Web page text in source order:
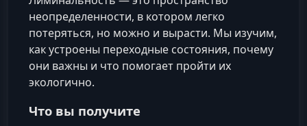
неопределенности, в котором легко
потеряться, но можно и вырасти. Мы изучим,
как устроены переходные состояния, почему
они важны и что помогает пройти их
экологично.
Что вы получите